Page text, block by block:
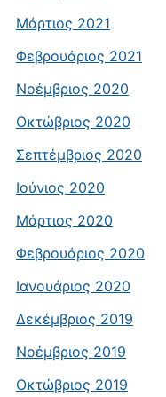
Μάρτιος 2021
Φεβρουάριος 2021
Νοέμβριος 2020
Οκτώβριος 2020
Σεπτέμβριος 2020
Ιούνιος 2020
Μάρτιος 2020
Φεβρουάριος 2020
Ιανουάριος 2020
Δεκέμβριος 2019
Νοέμβριος 2019
Οκτώβριος 2019